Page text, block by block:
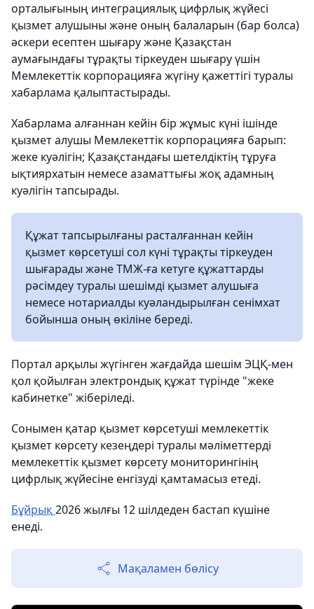
орталығының интеграциялық цифрлық жүйесі
қызмет алушыны және оның балаларын (бар болса)
әскери есептен шығару және Қазақстан
аумағындағы тұрақты тіркеуден шығару үшін
Мемлекеттік корпорацияға жүгіну қажеттігі туралы
хабарлама қалыптастырады.
Хабарлама алғаннан кейін бір жұмыс күні ішінде
қызмет алушы Мемлекеттік корпорацияға барып:
жеке куәлігін; Қазақстандағы шетелдіктің тұруға
ықтиярхатын немесе азаматтығы жоқ адамның
куәлігін тапсырады.
Құжат тапсырылғаны расталғаннан кейін
қызмет көрсетуші сол күні тұрақты тіркеуден
шығарады және ТМЖ-ға кетуге құжаттарды
рәсімдеу туралы шешімді қызмет алушыға
немесе нотариалды куәландырылған сенімхат
бойынша оның өкіліне береді.
Портал арқылы жүгінген жағдайда шешім ЭЦҚ-мен
қол қойылған электрондық құжат түрінде "жеке
кабинетке" жіберіледі.
Сонымен қатар қызмет көрсетуші мемлекеттік
қызмет көрсету кезеңдері туралы мәліметтерді
мемлекеттік қызмет көрсету мониторингінің
цифрлық жүйесіне енгізуді қамтамасыз етеді.
Бұйрық2026 жылғы 12 шілдеден бастап күшіне
енеді.
Мақаламен бөлісу